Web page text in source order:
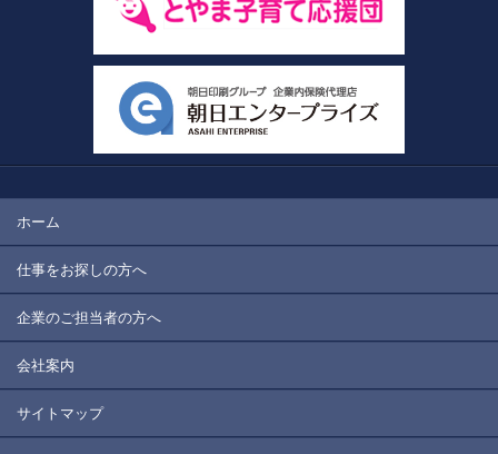
ホーム
仕事をお探しの方へ
企業のご担当者の方へ
会社案内
サイトマップ